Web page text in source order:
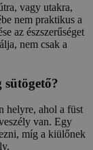
vagy utakra,
nem praktikus a
az észszerűséget
nem csak a
sütögető?
helyre, ahol a füst
van. Egy
míg a kiülőnek